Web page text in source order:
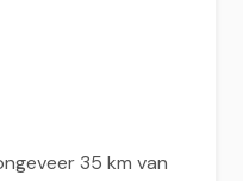
35 km van